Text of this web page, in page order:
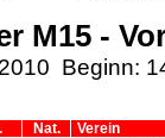
M15 -
Beginn:
Nat.
Verein